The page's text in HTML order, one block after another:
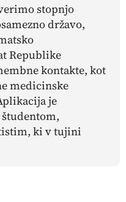
stopnjo
državo,
Republike
kontakte, kot
medicinske
je
ki v tujini